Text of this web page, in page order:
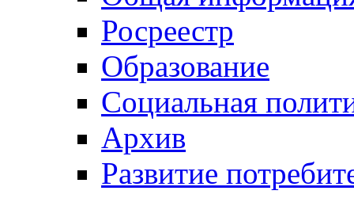
Росреестр
Образование
Социальная
Архив
Развитие